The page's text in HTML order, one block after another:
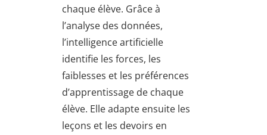
chaque élève. Grâce à
l’analyse des données,
l’intelligence artificielle
identifie les forces, les
faiblesses et les préférences
d’apprentissage de chaque
élève. Elle adapte ensuite les
leçons et les devoirs en